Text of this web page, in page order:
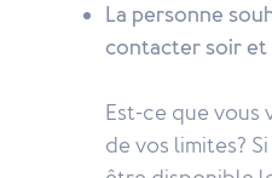
La personne
contacter soir et
Est-ce que vous
de vos limites?